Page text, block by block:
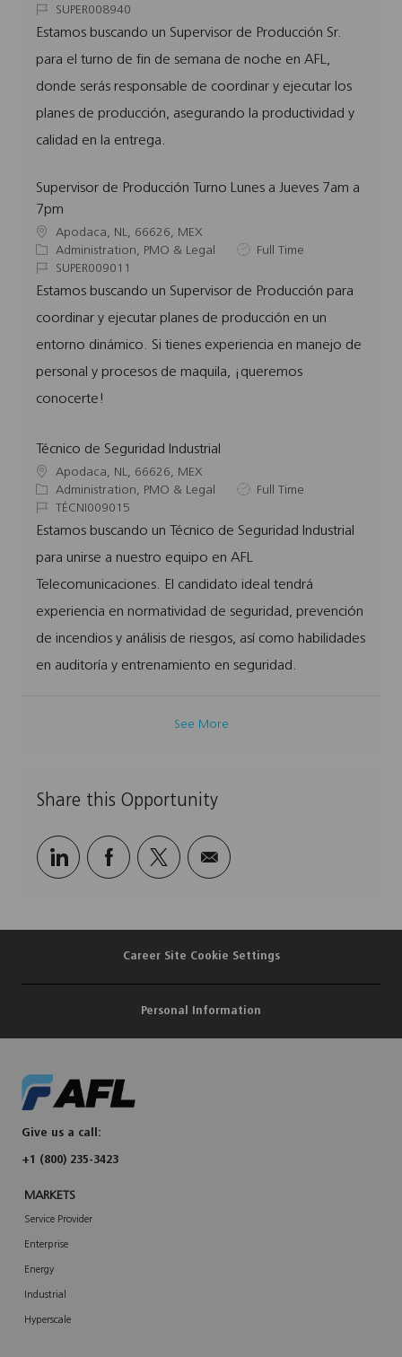
c
a
i
o
a
t
g
o
y
b
y
p
J
o
I
d
SUPER008940
Estamos buscando un Supervisor de Producción Sr.
para el turno de fin de semana de noche en AFL,
donde serás responsable de coordinar y ejecutar los
planes de producción, asegurando la productividad y
calidad en la entrega.
Supervisor de Producción Turno Lunes a Jueves 7am a
7pm
L
o
c
a
i
o
Apodaca, NL, 66626, MEX
C
a
t
g
o
y
Administration, PMO & Legal
J
b
y
p
Full Time
J
o
I
d
SUPER009011
Estamos buscando un Supervisor de Producción para
coordinar y ejecutar planes de producción en un
entorno dinámico. Si tienes experiencia en manejo de
personal y procesos de maquila, ¡queremos
conocerte!
Técnico de Seguridad Industrial
L
o
c
a
i
o
Apodaca, NL, 66626, MEX
C
a
t
g
o
y
Administration, PMO & Legal
J
b
y
p
Full Time
J
o
I
d
TÉCNI009015
Estamos buscando un Técnico de Seguridad Industrial
para unirse a nuestro equipo en AFL
Telecomunicaciones. El candidato ideal tendrá
experiencia en normatividad de seguridad, prevención
de incendios y análisis de riesgos, así como habilidades
en auditoría y entrenamiento en seguridad.
See More
Share this Opportunity
Share
Share
Share Share
Career Site Cookie Settings
Personal Information
Give us a call:
+1 (800) 235-3423
MARKETS
Service Provider
Enterprise
Energy
Industrial
Hyperscale